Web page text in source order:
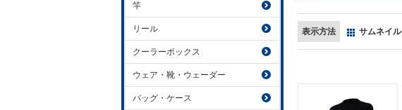
表示方法 サムネイル
竿
リール
クーラーボックス
ウェア・靴・ウェーダー
バッグ・ケース